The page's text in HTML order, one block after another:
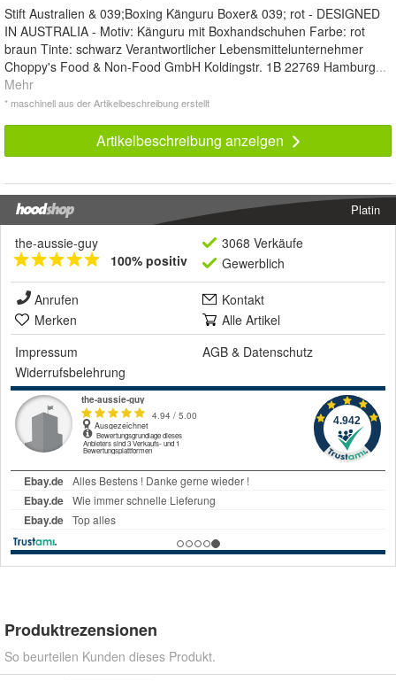
Stift Australien & 039;Boxing Känguru Boxer& 039; rot - DESIGNED
IN AUSTRALIA - Motiv: Känguru mit Boxhandschuhen Farbe: rot
braun Tinte: schwarz Verantwortlicher Lebensmittelunternehmer
Choppy's Food & Non-Food GmbH Koldingstr. 1B 22769 Hamburg...
Mehr
* maschinell aus der Artikelbeschreibung erstellt
Artikelbeschreibung anzeigen
Platin
the-aussie-guy
100% positiv
3068 Verkäufe
Gewerblich
Anrufen
Kontakt
Merken
Alle Artikel
Impressum
AGB & Datenschutz
Widerrufsbelehrung
Produktrezensionen
So beurteilen Kunden dieses Produkt.